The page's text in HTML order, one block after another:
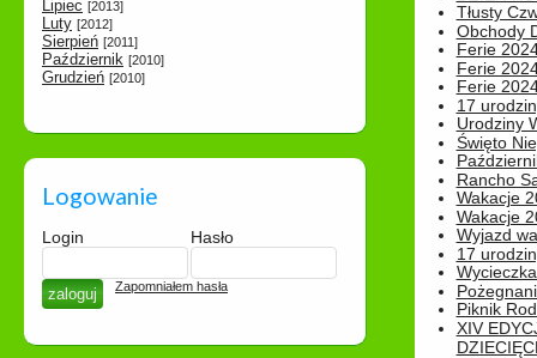
Lipiec [2013]
Luty [2012]
Sierpień [2011]
Październik [2010]
Grudzień [2010]
Logowanie
Login Hasło
Zapomniałem hasła
Tłusty
Obchody
Ferie
Ferie
Ferie
17
Urodziny
Święto
Rancho
Wakacje
Wakacje
Wyjazd
17
Piknik
XIV